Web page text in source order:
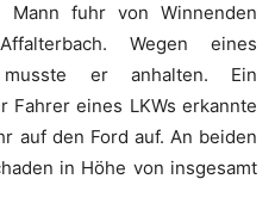
fuhr von Winnenden
Wegen eines
musste er anhalten. Ein
Fahrer eines LKWs erkannte
auf den Ford auf. An beiden
in Höhe von insgesamt